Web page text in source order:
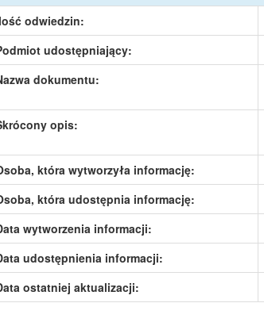
odwiedzin:
udostępniający:
dokumentu:
opis:
która wytworzyła informację:
która udostępnia informację:
wytworzenia informacji:
udostępnienia informacji:
ostatniej aktualizacji: